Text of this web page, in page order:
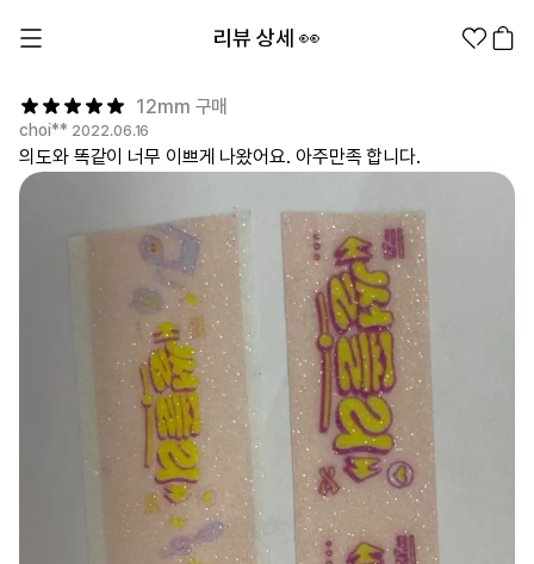
12mm 구매
choi** 2022.06.16
의도와 똑같이 너무 이쁘게 나왔어요. 아주만족 합니다.
리뷰 상세 👀
1분컷 무료 템플릿 대량 주문 기업/웰컴 키트 굿즈 제작 방법
의류 카테고리
전체상품 1분컷 티셔츠